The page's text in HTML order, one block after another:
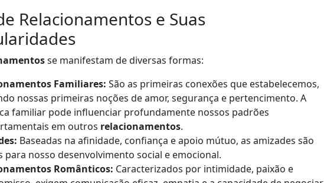
Relacionamentos e Suas
se manifestam de diversas formas:
Familiares: São as primeiras conexões que estabelecemos,
nossas primeiras noções de amor, segurança e pertencimento. A
familiar pode influenciar profundamente nossos padrões
em outros relacionamentos.
Baseadas na afinidade, confiança e apoio mútuo, as amizades são
para nosso desenvolvimento social e emocional.
Românticos: Caracterizados por intimidade, paixão e